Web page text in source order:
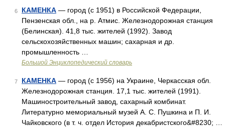
6 КАМЕНКА — город (с 1951) в Российской Федерации,
Пензенская обл., на р. Атмис. Железнодорожная станция
(Белинская). 41,8 тыс. жителей (1992). Завод
сельскохозяйственных машин; сахарная и др.
промышленность …
Большой Энциклопедический словарь
7 КАМЕНКА — город (с 1956) на Украине, Черкасская обл.
Железнодорожная станция. 17,1 тыс. жителей (1991).
Машиностроительный завод, сахарный комбинат.
Литературно мемориальный музей А. С. Пушкина и П. И.
Чайковского (в т. ч. отдел История декабристского&#8230; …